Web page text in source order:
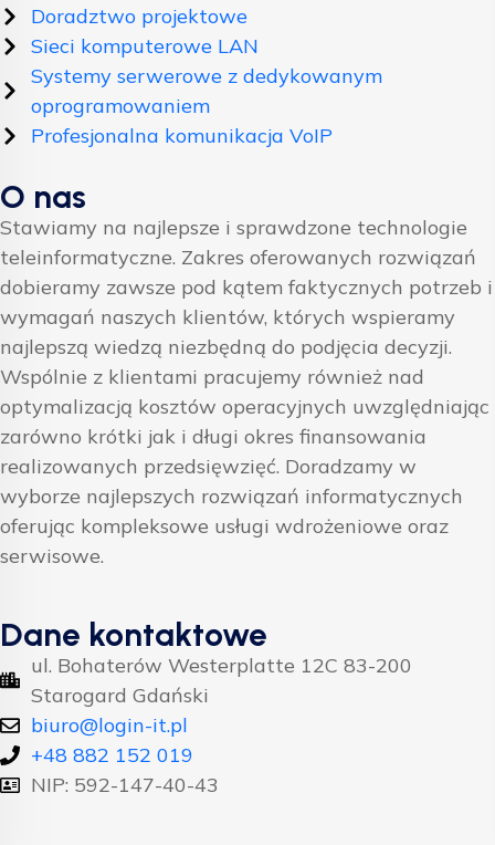
Doradztwo projektowe
Sieci komputerowe LAN
Systemy serwerowe z dedykowanym
oprogramowaniem
Profesjonalna komunikacja VoIP
O nas
Stawiamy na najlepsze i sprawdzone technologie
teleinformatyczne. Zakres oferowanych rozwiązań
dobieramy zawsze pod kątem faktycznych potrzeb i
wymagań naszych klientów, których wspieramy
najlepszą wiedzą niezbędną do podjęcia decyzji.
Wspólnie z klientami pracujemy również nad
optymalizacją kosztów operacyjnych uwzględniając
zarówno krótki jak i długi okres finansowania
realizowanych przedsięwzięć. Doradzamy w
wyborze najlepszych rozwiązań informatycznych
oferując kompleksowe usługi wdrożeniowe oraz
serwisowe.
Dane kontaktowe
ul. Bohaterów Westerplatte 12C 83-200
Starogard Gdański
biuro@login-it.pl
+48 882 152 019
NIP: 592-147-40-43